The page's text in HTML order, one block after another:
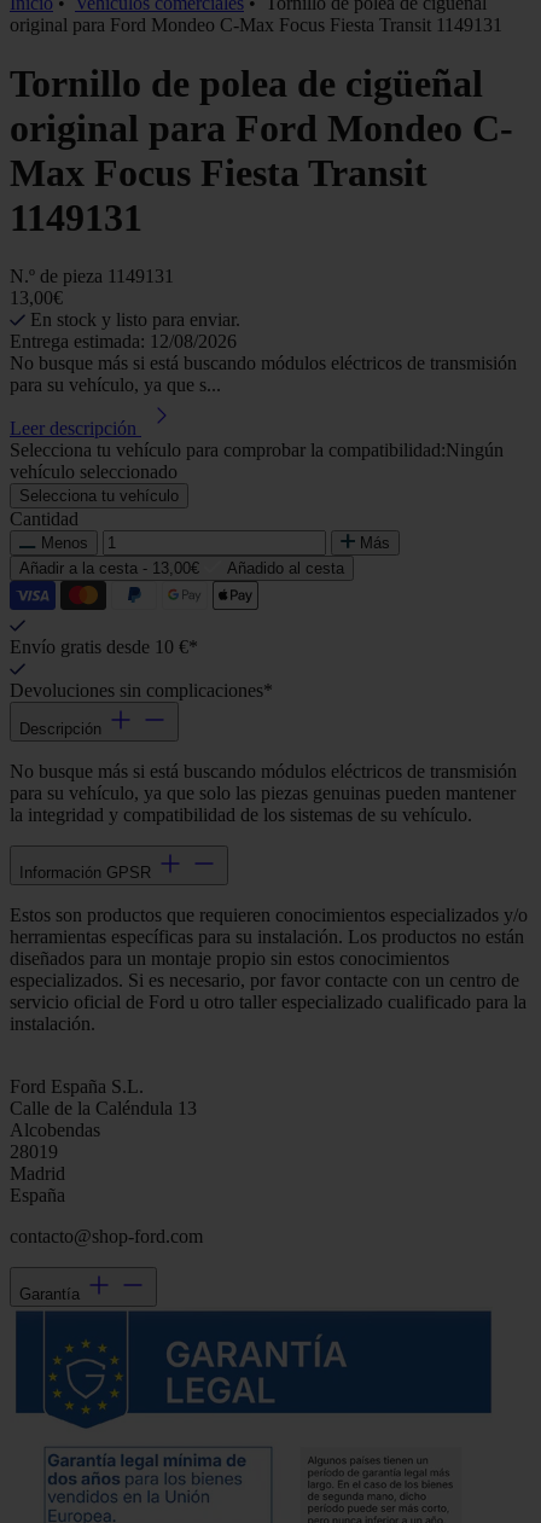
original para Ford Mondeo C-Max Focus Fiesta Transit 1149131
Tornillo de polea de cigüeñal
original para Ford Mondeo C-
Max Focus Fiesta Transit
1149131
N.º de pieza 1149131
13,00€
En stock y listo para enviar.
Entrega estimada: 12/08/2026
No busque más si está buscando módulos eléctricos de transmisión
para su vehículo, ya que s...
Leer descripción
Selecciona tu vehículo para comprobar la compatibilidad:Ningún
vehículo seleccionado
Selecciona tu vehículo
Cantidad
Menos
Más
Añadir a la cesta - 13,00€ Añadido al cesta
Envío gratis desde 10 €*
Devoluciones sin complicaciones*
Descripción
No busque más si está buscando módulos eléctricos de transmisión
para su vehículo, ya que solo las piezas genuinas pueden mantener
la integridad y compatibilidad de los sistemas de su vehículo.
Información GPSR
Estos son productos que requieren conocimientos especializados y/o
herramientas específicas para su instalación. Los productos no están
diseñados para un montaje propio sin estos conocimientos
especializados. Si es necesario, por favor contacte con un centro de
servicio oficial de Ford u otro taller especializado cualificado para la
instalación.
Ford España S.L.
Calle de la Caléndula 13
Alcobendas
28019
Madrid
España
contacto@shop-ford.com
Garantía